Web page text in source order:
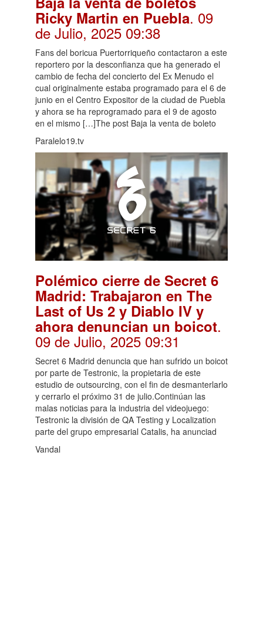
Ricky Martin en Puebla. 09
de Julio, 2025 09:38
Fans del boricua Puertorriqueño contactaron a este
reportero por la desconfianza que ha generado el
cambio de fecha del concierto del Ex Menudo el
cual originalmente estaba programado para el 6 de
junio en el Centro Expositor de la ciudad de Puebla
y ahora se ha reprogramado para el 9 de agosto
en el mismo […]The post Baja la venta de boleto
Paralelo19.tv
Polémico cierre de Secret 6
Madrid: Trabajaron en The
Last of Us 2 y Diablo IV y
ahora denuncian un boicot.
09 de Julio, 2025 09:31
Secret 6 Madrid denuncia que han sufrido un boicot
por parte de Testronic, la propietaria de este
estudio de outsourcing, con el fin de desmanterlarlo
y cerrarlo el próximo 31 de julio.Continúan las
malas noticias para la industria del videojuego:
Testronic la división de QA Testing y Localization
parte del grupo empresarial Catalis, ha anunciad
Vandal